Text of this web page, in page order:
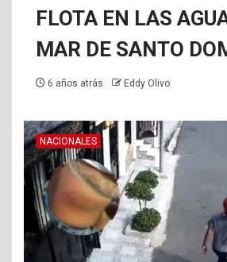
FLOTA EN LAS
MAR DE SANTO
6 años atrás Eddy Olivo
NACIONALES